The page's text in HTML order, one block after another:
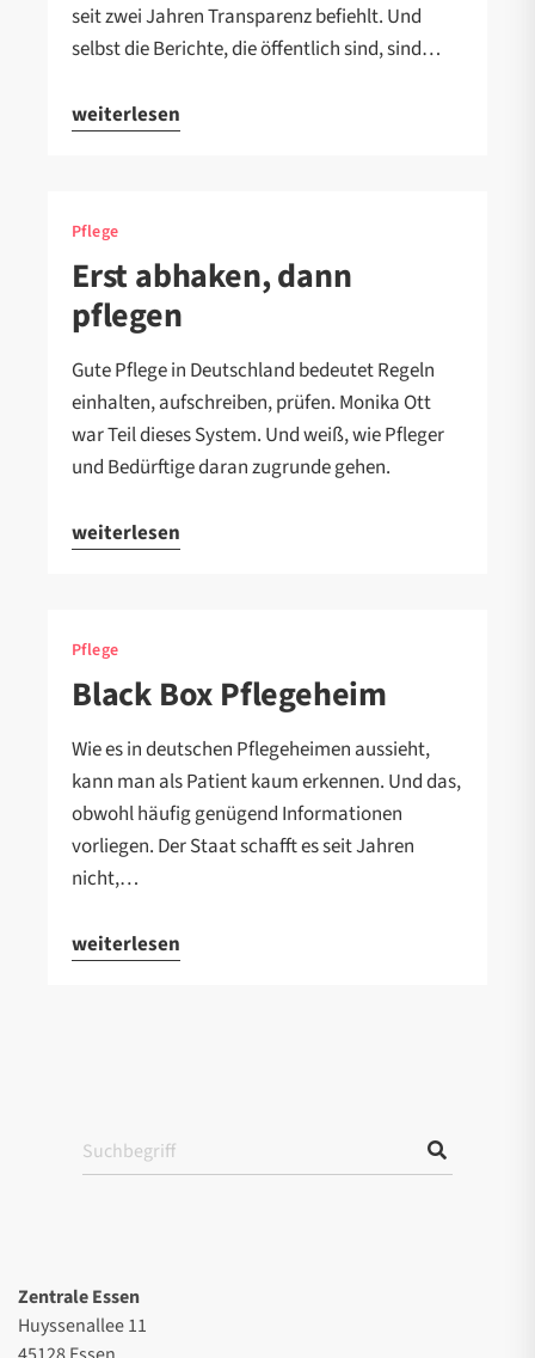
seit zwei Jahren Transparenz befiehlt. Und
selbst die Berichte, die öffentlich sind, sind…
weiterlesen
Pflege
Erst abhaken, dann
pflegen
Gute Pflege in Deutschland bedeutet Regeln
einhalten, aufschreiben, prüfen. Monika Ott
war Teil dieses System. Und weiß, wie Pfleger
und Bedürftige daran zugrunde gehen.
weiterlesen
Pflege
Black Box Pflegeheim
Wie es in deutschen Pflegeheimen aussieht,
kann man als Patient kaum erkennen. Und das,
obwohl häufig genügend Informationen
vorliegen. Der Staat schafft es seit Jahren
nicht,…
weiterlesen
Zentrale Essen
Huyssenallee 11